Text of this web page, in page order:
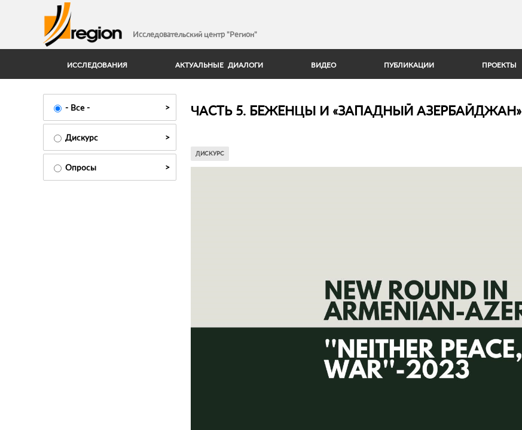
Исследовательский центр "Регион"
ИССЛЕДОВАНИЯ АКТУАЛЬНЫЕ ДИАЛОГИ ВИДЕО ПУБЛИКАЦИИ ПРОЕКТЫ
- Все -
Дискурс
Опросы
ЧАСТЬ 5. БЕЖЕНЦЫ И «ЗАПАДНЫЙ АЗЕРБАЙДЖАН»
ДИСКУРС